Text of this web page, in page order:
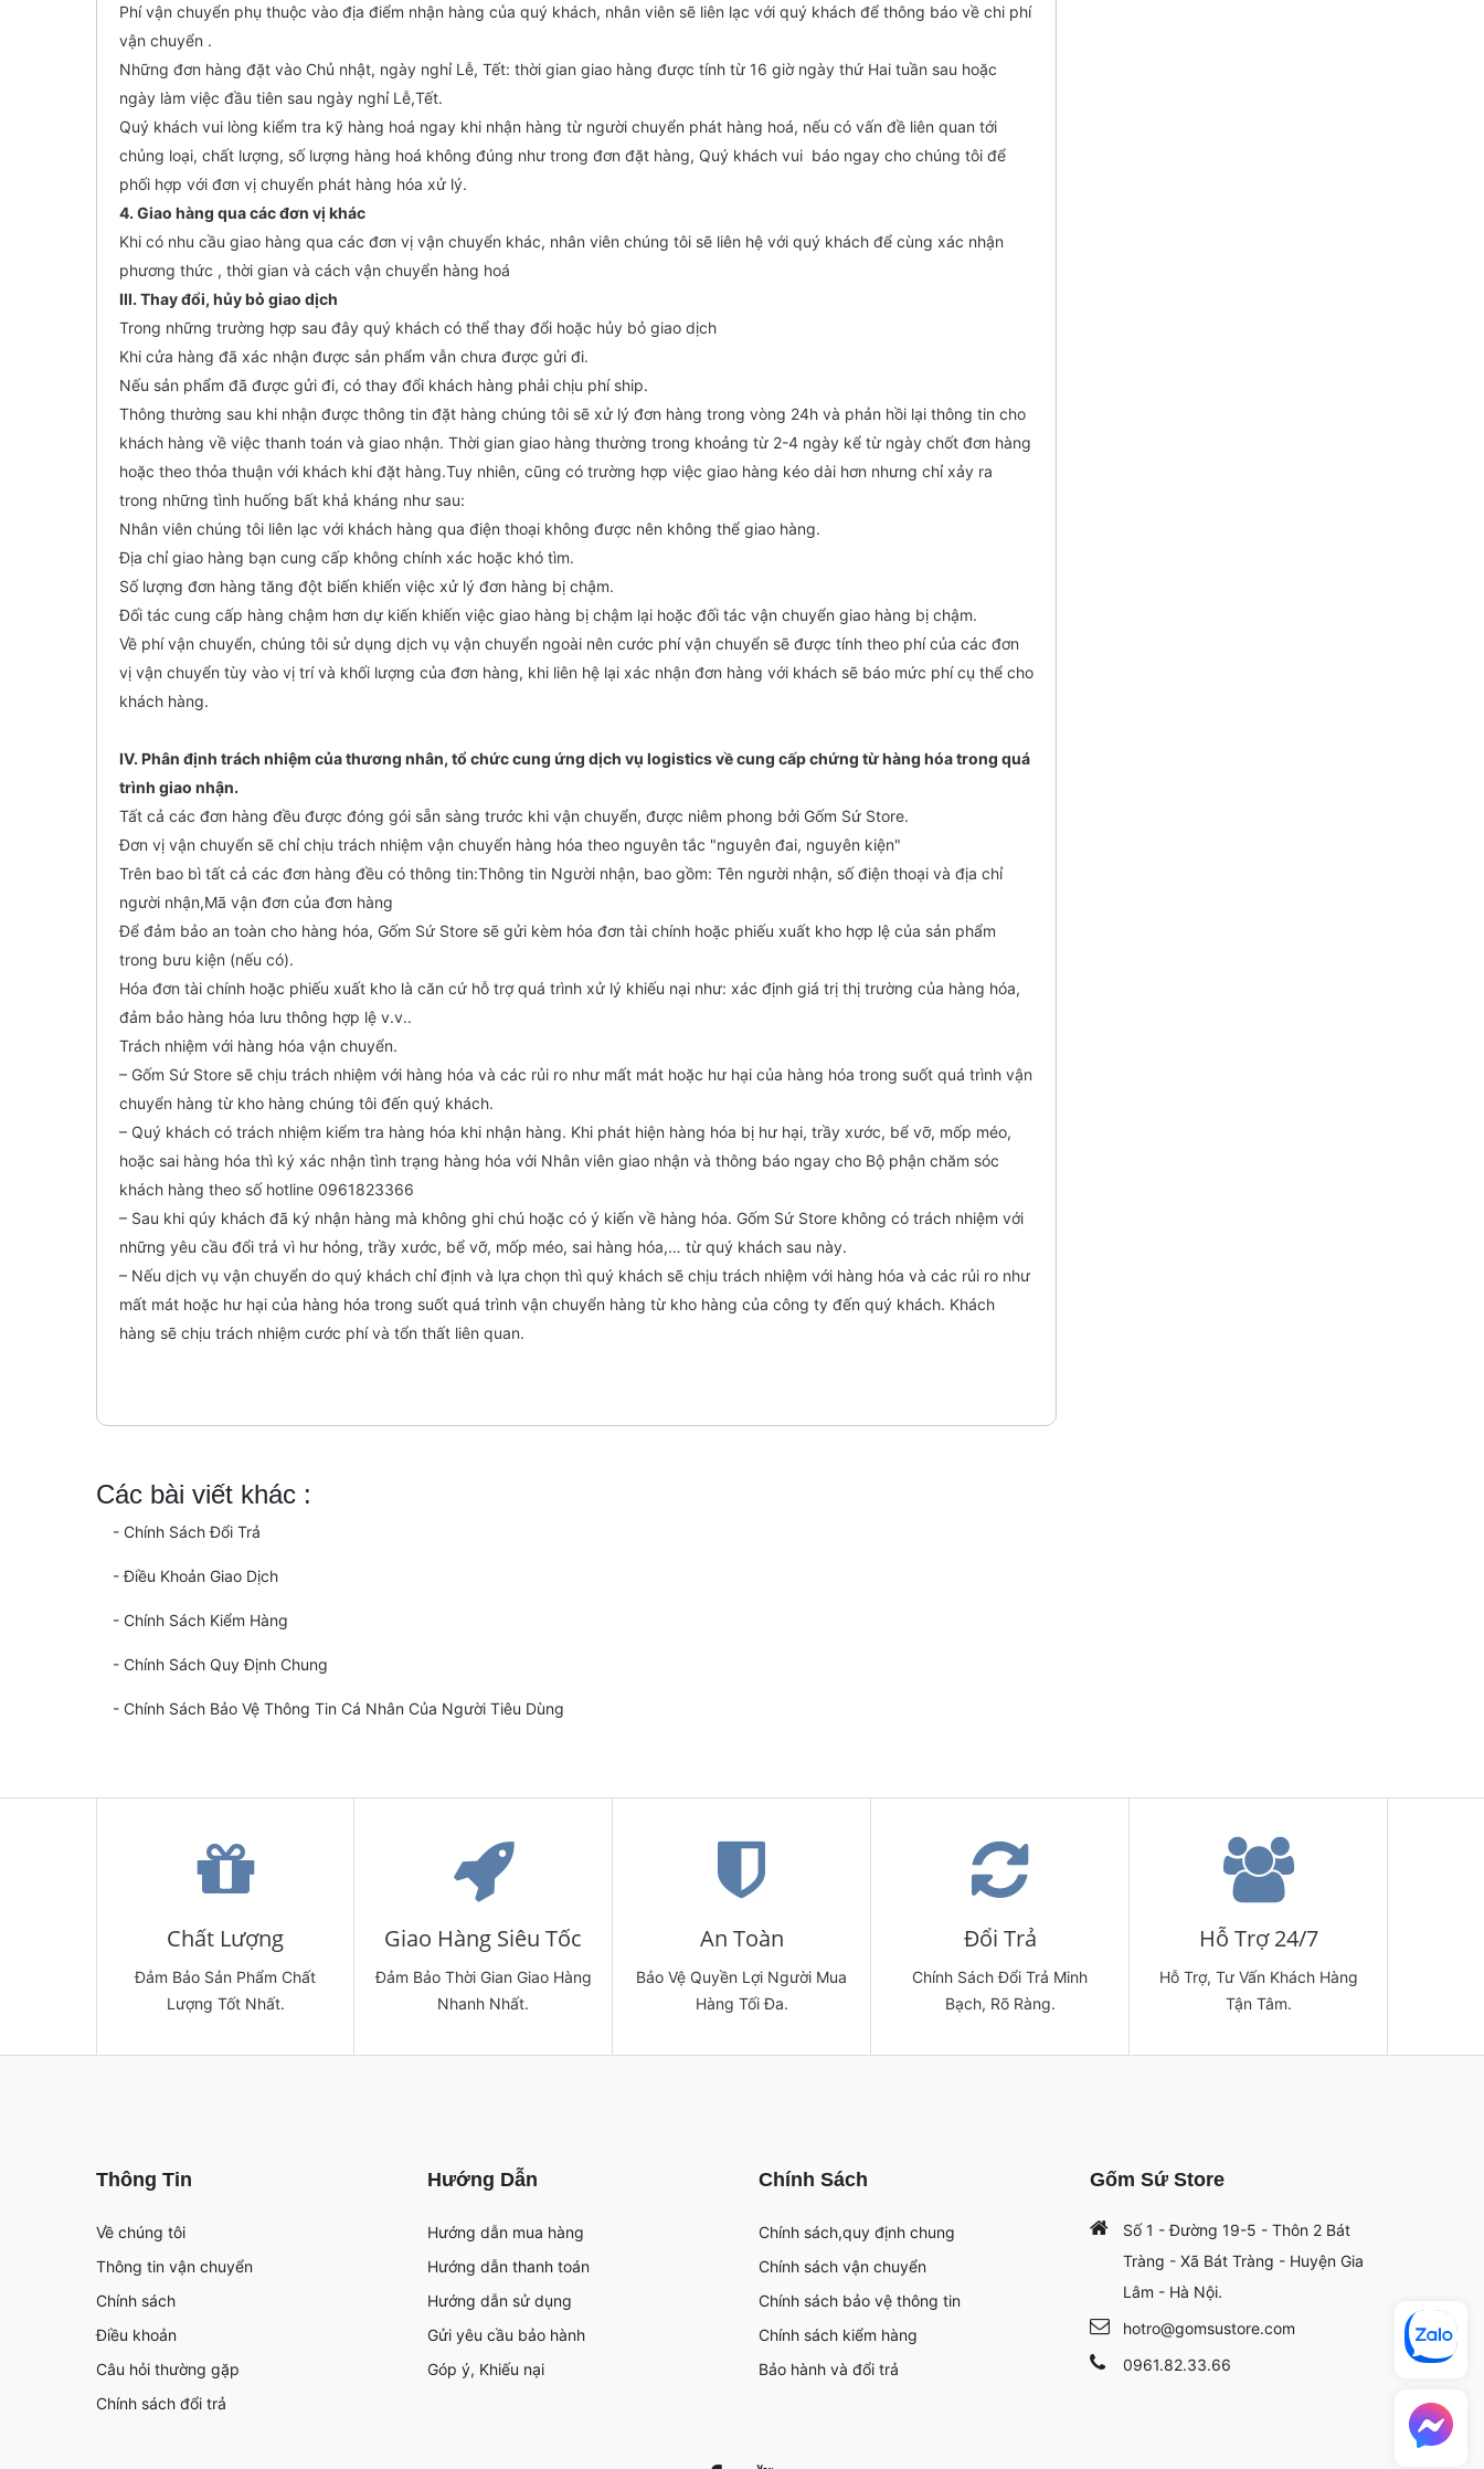
Phí vận chuyển phụ thuộc vào địa điểm nhận hàng của quý khách, nhân viên sẽ liên lạc với quý khách để thông báo về chi phí
vận chuyển .
Những đơn hàng đặt vào Chủ nhật, ngày nghỉ Lễ, Tết: thời gian giao hàng được tính từ 16 giờ ngày thứ Hai tuần sau hoặc
ngày làm việc đầu tiên sau ngày nghỉ Lễ,Tết.
Quý khách vui lòng kiểm tra kỹ hàng hoá ngay khi nhận hàng từ người chuyển phát hàng hoá, nếu có vấn đề liên quan tới
chủng loại, chất lượng, số lượng hàng hoá không đúng như trong đơn đặt hàng, Quý khách vui báo ngay cho chúng tôi để
phối hợp với đơn vị chuyển phát hàng hóa xử lý.
4. Giao hàng qua các đơn vị khác
Khi có nhu cầu giao hàng qua các đơn vị vận chuyển khác, nhân viên chúng tôi sẽ liên hệ với quý khách để cùng xác nhận
phương thức , thời gian và cách vận chuyển hàng hoá
III. Thay đổi, hủy bỏ giao dịch
Trong những trường hợp sau đây quý khách có thể thay đổi hoặc hủy bỏ giao dịch
Khi cửa hàng đã xác nhận được sản phẩm vẫn chưa được gửi đi.
Nếu sản phẩm đã được gửi đi, có thay đổi khách hàng phải chịu phí ship.
Thông thường sau khi nhận được thông tin đặt hàng chúng tôi sẽ xử lý đơn hàng trong vòng 24h và phản hồi lại thông tin cho
khách hàng về việc thanh toán và giao nhận. Thời gian giao hàng thường trong khoảng từ 2-4 ngày kể từ ngày chốt đơn hàng
hoặc theo thỏa thuận với khách khi đặt hàng.Tuy nhiên, cũng có trường hợp việc giao hàng kéo dài hơn nhưng chỉ xảy ra
trong những tình huống bất khả kháng như sau:
Nhân viên chúng tôi liên lạc với khách hàng qua điện thoại không được nên không thể giao hàng.
Địa chỉ giao hàng bạn cung cấp không chính xác hoặc khó tìm.
Số lượng đơn hàng tăng đột biến khiến việc xử lý đơn hàng bị chậm.
Đối tác cung cấp hàng chậm hơn dự kiến khiến việc giao hàng bị chậm lại hoặc đối tác vận chuyển giao hàng bị chậm.
Về phí vận chuyển, chúng tôi sử dụng dịch vụ vận chuyển ngoài nên cước phí vận chuyển sẽ được tính theo phí của các đơn
vị vận chuyển tùy vào vị trí và khối lượng của đơn hàng, khi liên hệ lại xác nhận đơn hàng với khách sẽ báo mức phí cụ thể cho
khách hàng.
IV. Phân định trách nhiệm của thương nhân, tổ chức cung ứng dịch vụ logistics về cung cấp chứng từ hàng hóa trong quá
trình giao nhận.
Tất cả các đơn hàng đều được đóng gói sẵn sàng trước khi vận chuyển, được niêm phong bởi Gốm Sứ Store.
Đơn vị vận chuyển sẽ chỉ chịu trách nhiệm vận chuyển hàng hóa theo nguyên tắc "nguyên đai, nguyên kiện"
Trên bao bì tất cả các đơn hàng đều có thông tin:Thông tin Người nhận, bao gồm: Tên người nhận, số điện thoại và địa chỉ
người nhận,Mã vận đơn của đơn hàng
Để đảm bảo an toàn cho hàng hóa, Gốm Sứ Store sẽ gửi kèm hóa đơn tài chính hoặc phiếu xuất kho hợp lệ của sản phẩm
trong bưu kiện (nếu có).
Hóa đơn tài chính hoặc phiếu xuất kho là căn cứ hỗ trợ quá trình xử lý khiếu nại như: xác định giá trị thị trường của hàng hóa,
đảm bảo hàng hóa lưu thông hợp lệ v.v..
Trách nhiệm với hàng hóa vận chuyển.
– Gốm Sứ Store sẽ chịu trách nhiệm với hàng hóa và các rủi ro như mất mát hoặc hư hại của hàng hóa trong suốt quá trình vận
chuyển hàng từ kho hàng chúng tôi đến quý khách.
– Quý khách có trách nhiệm kiểm tra hàng hóa khi nhận hàng. Khi phát hiện hàng hóa bị hư hại, trầy xước, bể vỡ, mốp méo,
hoặc sai hàng hóa thì ký xác nhận tình trạng hàng hóa với Nhân viên giao nhận và thông báo ngay cho Bộ phận chăm sóc
khách hàng theo số hotline 0961823366
– Sau khi qúy khách đã ký nhận hàng mà không ghi chú hoặc có ý kiến về hàng hóa. Gốm Sứ Store không có trách nhiệm với
những yêu cầu đổi trả vì hư hỏng, trầy xước, bể vỡ, mốp méo, sai hàng hóa,… từ quý khách sau này.
– Nếu dịch vụ vận chuyển do quý khách chỉ định và lựa chọn thì quý khách sẽ chịu trách nhiệm với hàng hóa và các rủi ro như
mất mát hoặc hư hại của hàng hóa trong suốt quá trình vận chuyển hàng từ kho hàng của công ty đến quý khách. Khách
hàng sẽ chịu trách nhiệm cước phí và tổn thất liên quan.
Các bài viết khác :
- Chính Sách Đổi Trả
- Điều Khoản Giao Dịch
- Chính Sách Kiểm Hàng
- Chính Sách Quy Định Chung
- Chính Sách Bảo Vệ Thông Tin Cá Nhân Của Người Tiêu Dùng
Chất Lượng
Đảm Bảo Sản Phẩm Chất
Lượng Tốt Nhất.
Giao Hàng Siêu Tốc
Đảm Bảo Thời Gian Giao Hàng
Nhanh Nhất.
An Toàn
Bảo Vệ Quyền Lợi Người Mua
Hàng Tối Đa.
Đổi Trả
Chính Sách Đổi Trả Minh
Bạch, Rõ Ràng.
Hỗ Trợ 24/7
Hỗ Trợ, Tư Vấn Khách Hàng
Tận Tâm.
Thông Tin
Về chúng tôi
Thông tin vận chuyển
Chính sách
Điều khoản
Câu hỏi thường gặp
Chính sách đổi trả
Hướng Dẫn
Hướng dẫn mua hàng
Hướng dẫn thanh toán
Hướng dẫn sử dụng
Gửi yêu cầu bảo hành
Góp ý, Khiếu nại
Chính Sách
Chính sách,quy định chung
Chính sách vận chuyển
Chính sách bảo vệ thông tin
Chính sách kiểm hàng
Bảo hành và đổi trả
Gốm Sứ Store
Số 1 - Đường 19-5 - Thôn 2 Bát
Tràng - Xã Bát Tràng - Huyện Gia
Lâm - Hà Nội.
hotro@gomsustore.com
0961.82.33.66